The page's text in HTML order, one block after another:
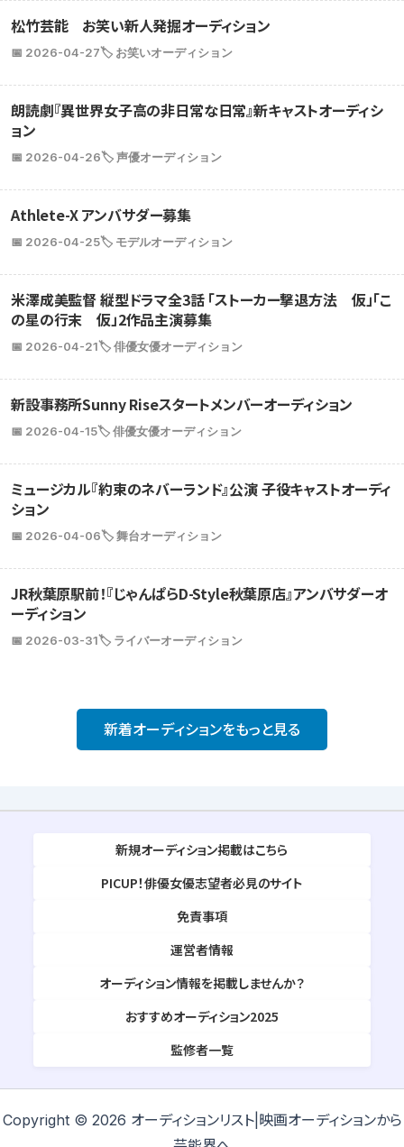
松竹芸能 お笑い新人発掘オーディション
📅 2026-04-27🏷️ お笑いオーディション
朗読劇『異世界女子高の非日常な日常』新キャストオーディシ
ョン
📅 2026-04-26🏷️ 声優オーディション
Athlete-X アンバサダー募集
📅 2026-04-25🏷️ モデルオーディション
米澤成美監督 縦型ドラマ全3話 「ストーカー撃退方法 仮」「こ
の星の行末 仮」2作品主演募集
📅 2026-04-21🏷️ 俳優女優オーディション
新設事務所Sunny Riseスタートメンバーオーディション
📅 2026-04-15🏷️ 俳優女優オーディション
ミュージカル『約束のネバーランド』公演 子役キャストオーディ
ション
📅 2026-04-06🏷️ 舞台オーディション
JR秋葉原駅前！『じゃんぱらD-Style秋葉原店』アンバサダーオ
ーディション
📅 2026-03-31🏷️ ライバーオーディション
新着オーディションをもっと見る
新規オーディション掲載はこちら
PICUP！俳優女優志望者必見のサイト
免責事項
運営者情報
オーディション情報を掲載しませんか？
おすすめオーディション2025
監修者一覧
Copyright © 2026 オーディションリスト|映画オーディションから